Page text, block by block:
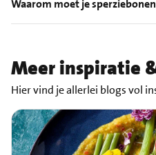
Waarom moet je
Meer inspiratie
Hier vind je allerlei blogs vol